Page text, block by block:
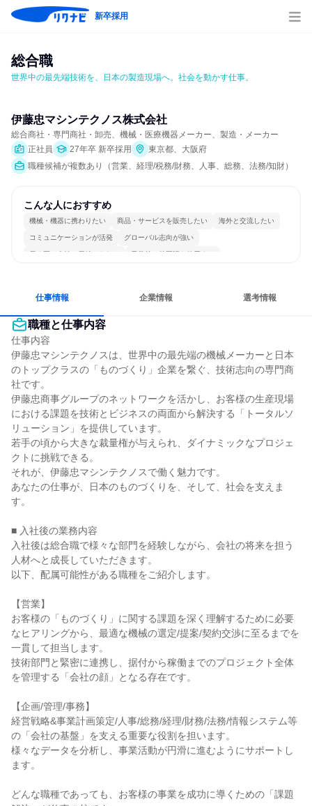
新卒採用
総合職
世界中の最先端技術を、日本の製造現場へ。社会を動かす仕事。
伊藤忠マシンテクノス株式会社
総合商社・専門商社・卸売、機械・医療機器メーカー、製造・メーカー
正社員
27年卒 新卒採用
東京都、大阪府
職種候補が複数あり（営業、経理/税務/財務、人事、総務、法務/知財）
こんな人におすすめ
機械・機器に携わりたい 商品・サービスを販売したい 海外と交流したい
コミュニケーションが活発 グローバル志向が強い
長く同じ会社に居続けられる 日常的に外国語を使用する
仕事情報 企業情報 選考情報
職種と仕事内容
仕事内容
伊藤忠マシンテクノスは、世界中の最先端の機械メーカーと日本
のトップクラスの「ものづくり」企業を繋ぐ、技術志向の専門商
社です。
伊藤忠商事グループのネットワークを活かし、お客様の生産現場
における課題を技術とビジネスの両面から解決する「トータルソ
リューション」を提供しています。
若手の頃から大きな裁量権が与えられ、ダイナミックなプロジェ
クトに挑戦できる。
それが、伊藤忠マシンテクノスで働く魅力です。
あなたの仕事が、日本のものづくりを、そして、社会を支えま
す。
■ 入社後の業務内容
入社後は総合職で様々な部門を経験しながら、会社の将来を担う
人材へと成長していただきます。
以下、配属可能性がある職種をご紹介します。
【営業】
お客様の「ものづくり」に関する課題を深く理解するために必要
なヒアリングから、最適な機械の選定/提案/契約交渉に至るまでを
一貫して担当します。
技術部門と緊密に連携し、据付から稼働までのプロジェクト全体
を管理する「会社の顔」となる存在です。
【企画/管理/事務】
経営戦略&事業計画策定/人事/総務/経理/財務/法務/情報システム等
の「会社の基盤」を支える重要な役割を担います。
様々なデータを分析し、事業活動が円滑に進むようにサポートし
ます。
どんな職種であっても、お客様の事業を成功に導くための「課題